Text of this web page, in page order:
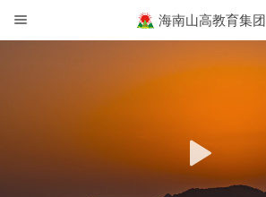
海南山高教育集团